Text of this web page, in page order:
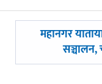
अघिल्लाे
महानगर
सञ्चालन,